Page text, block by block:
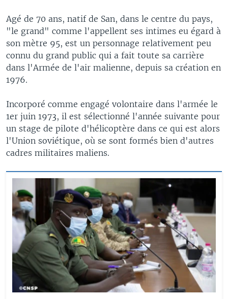
Agé de 70 ans, natif de San, dans le centre du pays,
"le grand" comme l'appellent ses intimes eu égard à
son mètre 95, est un personnage relativement peu
connu du grand public qui a fait toute sa carrière
dans l'Armée de l'air malienne, depuis sa création en
1976.
Incorporé comme engagé volontaire dans l'armée le
1er juin 1973, il est sélectionné l'année suivante pour
un stage de pilote d'hélicoptère dans ce qui est alors
l'Union soviétique, où se sont formés bien d'autres
cadres militaires maliens.